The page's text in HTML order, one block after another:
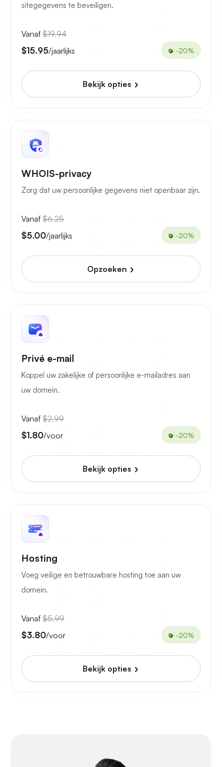
sitegegevens te beveiligen.
Vanaf $19.94
$15.95/jaarlijks -20%
Bekijk opties
WHOIS-privacy
Zorg dat uw persoonlijke gegevens niet openbaar zijn.
Vanaf $6.25
$5.00/jaarlijks -20%
Opzoeken
Privé e-mail
Koppel uw zakelijke of persoonlijke e-mailadres aan
uw domein.
Vanaf $2.99
$1.80/voor -20%
Bekijk opties
Hosting
Voeg veilige en betrouwbare hosting toe aan uw
domein.
Vanaf $5.99
$3.80/voor -20%
Bekijk opties